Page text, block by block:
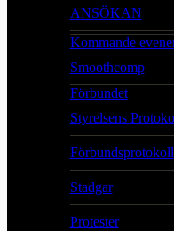
ANSÖKAN
Kommande
Smoothcomp
Förbundet
Styrelsens
Förbundsprotokoll
Stadgar
Protester